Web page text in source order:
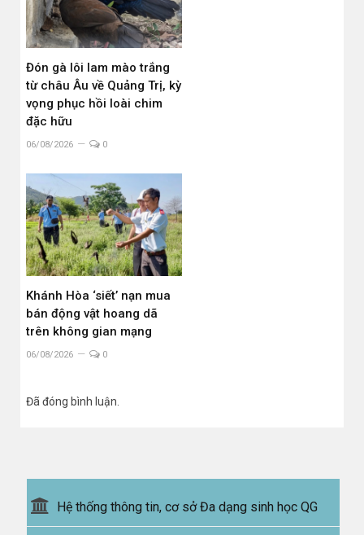
Đón gà lôi lam mào trắng
từ châu Âu về Quảng Trị, kỳ
vọng phục hồi loài chim
đặc hữu
06/08/2026 0
Khánh Hòa ‘siết’ nạn mua
bán động vật hoang dã
trên không gian mạng
06/08/2026 0
Đã đóng bình luận.
Hệ thống thông tin, cơ sở Đa dạng sinh học QG